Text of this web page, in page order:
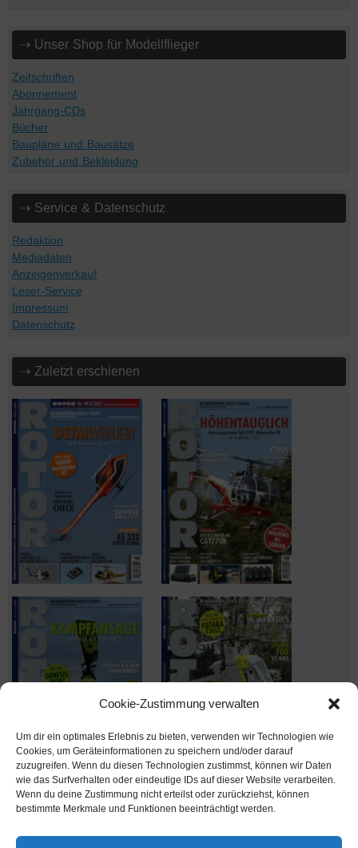
Cookie-Zustimmung verwalten
Um dir ein optimales Erlebnis zu bieten, verwenden wir Technologien wie
Cookies, um Geräteinformationen zu speichern und/oder darauf
zuzugreifen. Wenn du diesen Technologien zustimmst, können wir Daten
wie das Surfverhalten oder eindeutige IDs auf dieser Website verarbeiten.
Wenn du deine Zustimmung nicht erteilst oder zurückziehst, können
bestimmte Merkmale und Funktionen beeinträchtigt werden.
⇢ Unser Shop für Modellflieger
Zeitschriften
Abonnement
Jahrgang-CDs
Bücher
Baupläne und Bausätze
Zubehör und Bekleidung
⇢ Service & Datenschutz
Redaktion
Mediadaten
Anzeigenverkauf
Leser-Service
Impressum
Datenschutz
⇢ Zuletzt erschienen
Ausgabe verpasst? Kein Problem – einfach nachbestellen im